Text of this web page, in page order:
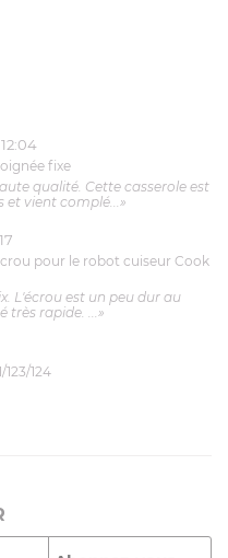
fixe
qualité. Cette casserole est
et vient complé...»
pour le robot cuiseur Cook
L'écrou est un peu dur au
très rapide. ...»
123/124